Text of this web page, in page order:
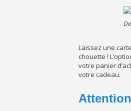
Laissez une
chouette !
votre panier
votre cadeau.